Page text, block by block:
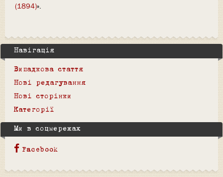
(1894)».
Навігація
Випадкова стаття
Нові редагування
Нові сторінки
Категорії
Ми в соцмережах
Facebook